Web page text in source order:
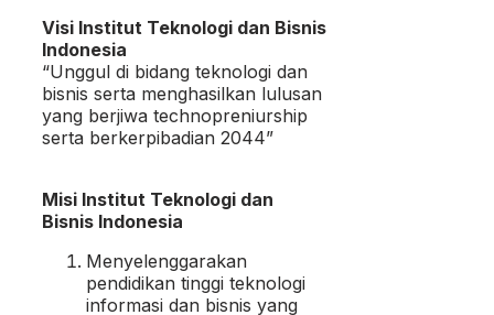
Visi Institut Teknologi dan Bisnis
Indonesia
“Unggul di bidang teknologi dan
bisnis serta menghasilkan lulusan
yang berjiwa technopreniurship
serta berkerpibadian 2044”
Misi Institut Teknologi dan
Bisnis Indonesia
Menyelenggarakan
pendidikan tinggi teknologi
informasi dan bisnis yang